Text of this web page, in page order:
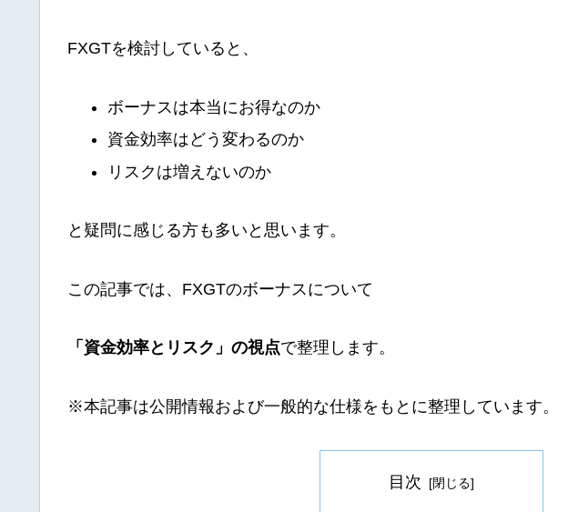
FXGTを検討していると、
ボーナスは本当にお得なのか
資金効率はどう変わるのか
リスクは増えないのか
と疑問に感じる方も多いと思います。
この記事では、FXGTのボーナスについて
「資金効率とリスク」の視点で整理します。
※本記事は公開情報および一般的な仕様をもとに整理しています。
目次